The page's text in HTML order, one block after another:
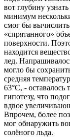
вот глубину
минимум
смог бы
«спрятанного»
поверхности.
находится
лед.
могло бы
средняя
63°С, - оставалось
гипотезу, что
вдвое
Впрочем, более
мог обнаружить
солёного льда.